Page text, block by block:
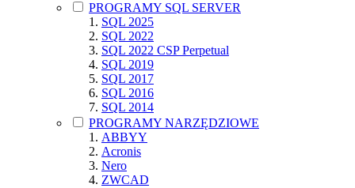
PROGRAMY SQL SERVER
SQL 2025
SQL 2022
SQL 2022 CSP Perpetual
SQL 2019
SQL 2017
SQL 2016
SQL 2014
PROGRAMY NARZĘDZIOWE
ABBYY
Acronis
Nero
ZWCAD